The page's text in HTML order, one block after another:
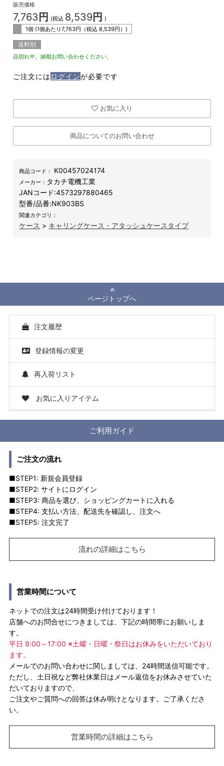
販売価格
7,763 円 (税込 8,539円 )
1個 (1個あたり7,763円（税込8,539円）)
送料別
品切れ中。納期お問い合わせください。
ご注文には ログインが必要です
お気に入り
商品についてのお問い合わせ
商品コード： K00457024174
メーカー： タカチ電機工業
JANコード:4573297880465
型番/品番:NK903BS
関連カテゴリ：
ケース > キャリングケース・アタッシュケースタイプ
ページトップへ
注文履歴
登録情報の変更
再入荷リスト
お気に入りアイテム
ご利用ガイド
ご注文の流れ
■STEP1: 新規会員登録
■STEP2: サイトにログイン
■STEP3: 商品を選び、ショッピングカートに入れる
■STEP4: 支払い方法、配送先を確認し、注文へ
■STEP5: 注文完了
流れの詳細はこちら
営業時間について
ネットでの注文は24時間受け付けております！
店舗へのお問合せにつきましては、下記の時間帯にお願いしま
す。
平日 9:00～17:00 ※土曜・日曜・祭日はお休みをいただいており
ます。
メールでのお問い合わせに関しましては、24時間送信可能です。
ただし、土日祝など弊社休業日はメール返信をお休みさせていた
だいておりますので、
ご注文やご質問への回答は休み明けとなります。ご了承くださ
い。
営業時間の詳細はこちら